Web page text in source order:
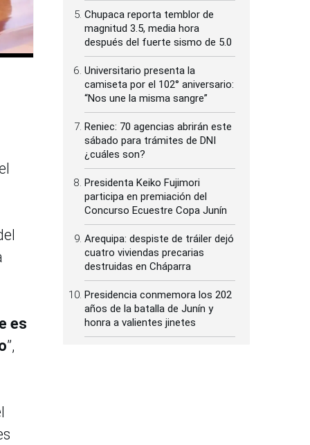
es
”,
Chupaca reporta temblor de
magnitud 3.5, media hora
después del fuerte sismo de 5.0
Universitario presenta la
camiseta por el 102° aniversario:
“Nos une la misma sangre”
Reniec: 70 agencias abrirán este
sábado para trámites de DNI
¿cuáles son?
Presidenta Keiko Fujimori
participa en premiación del
Concurso Ecuestre Copa Junín
Arequipa: despiste de tráiler dejó
cuatro viviendas precarias
destruidas en Cháparra
Presidencia conmemora los 202
años de la batalla de Junín y
honra a valientes jinetes